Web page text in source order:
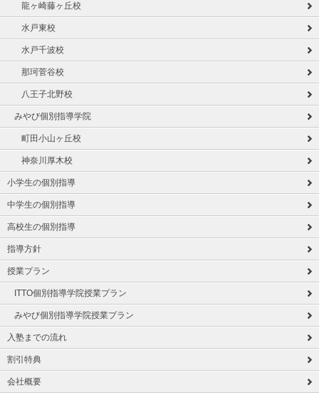
龍ヶ崎藤ヶ丘校
水戸東校
水戸千波校
那珂菅谷校
八王子北野校
みやび個別指導学院
町田小山ヶ丘校
神奈川厚木校
小学生の個別指導
中学生の個別指導
高校生の個別指導
指導方針
授業プラン
ITTO個別指導学院授業プラン
みやび個別指導学院授業プラン
入塾までの流れ
割引特典
会社概要